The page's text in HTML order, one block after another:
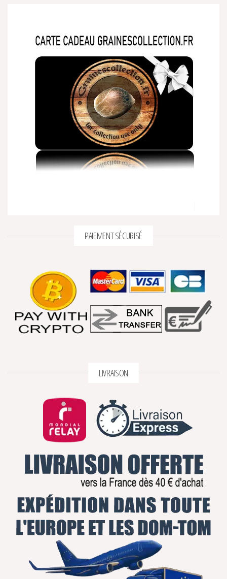
2 avis
PAIEMENT SÉCURISÉ
LIVRAISON